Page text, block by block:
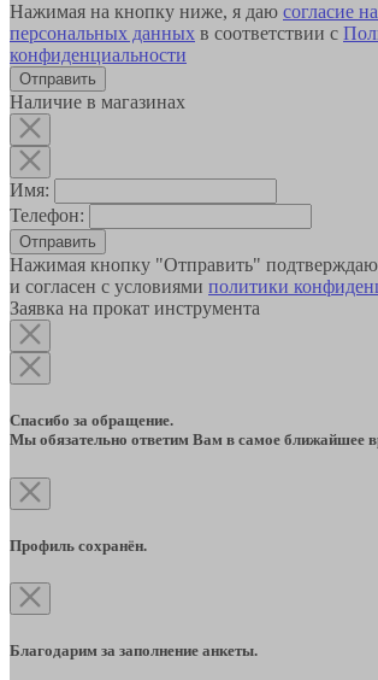
Нажимая на кнопку ниже, я даю согласие
персональных данных в соответствии с
конфиденциальности
Наличие в магазинах
Имя:
Телефон:
Отправить
Нажимая кнопку "Отправить"
и согласен с условиями политики
Заявка на прокат инструмента
Спасибо за обращение.
Мы обязательно ответим Вам в самое ближайшее
Профиль сохранён.
Благодарим за заполнение анкеты.